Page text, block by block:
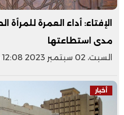
الإفتاء: أداء العمرة
مدى استطاعتها
السبت، 02 سبتمبر 2023 12:08 م
أخبار